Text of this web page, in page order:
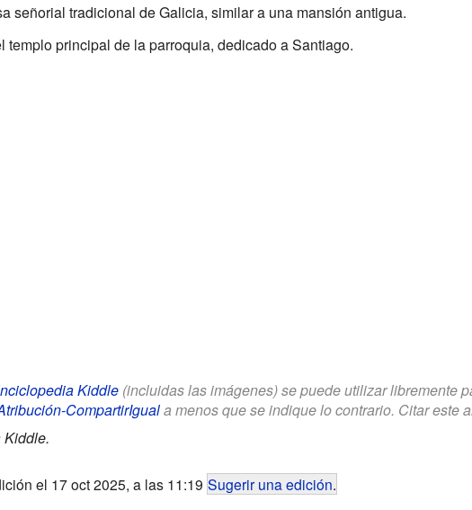
señorial tradicional de Galicia, similar a una mansión antigua.
templo principal de la parroquia, dedicado a Santiago.
Kiddle(incluidas las imágenes) se puede utilizar libremente
CompartirIguala menos que se indique lo contrario. Citar este
el 17 oct 2025, a las 11:19 Sugerir una edición.